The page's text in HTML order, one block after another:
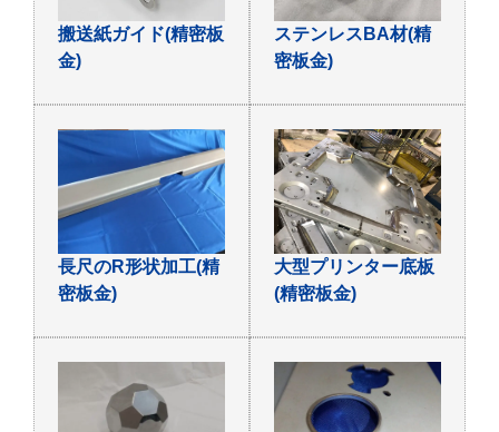
搬送紙ガイド(精密板
金)
ステンレスBA材(精
密板金)
長尺のR形状加工(精
密板金)
大型プリンター底板
(精密板金)